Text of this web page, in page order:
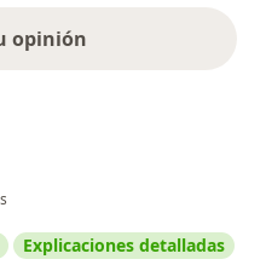
opinión
Explicaciones detalladas